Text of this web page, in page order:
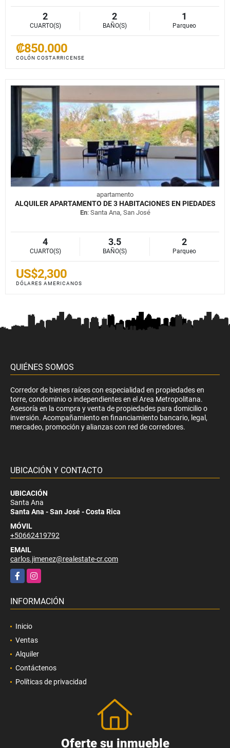
2
CUARTO(S)
2
BAÑO(S)
1
Parqueo
₡850.000
COLÓN COSTARRICENSE
apartamento
ALQUILER APARTAMENTO DE 3 HABITACIONES EN PIEDADES
En: Santa Ana, San José
4
CUARTO(S)
3.5
BAÑO(S)
2
Parqueo
US$2,300
DÓLARES AMERICANOS
QUIÉNES SOMOS
Corredor de bienes raíces con especialidad en propiedades en
torre, condominio o independientes en el Area Metropolitana.
Asesoría en la compra y venta de propiedades para domicilio o
inversión. Acompañamiento en financiamiento bancario, legal,
mercadeo, promoción y alianzas con red de corredores.
UBICACIÓN Y CONTACTO
UBICACIÓN
Santa Ana
Santa Ana - San José - Costa Rica
MÓVIL
+50662419792
EMAIL
carlos.jimenez@realestate-cr.com
FacebookInstagram
INFORMACIÓN
Inicio
Ventas
Alquiler
Contáctenos
Políticas de privacidad
Oferte su inmueble